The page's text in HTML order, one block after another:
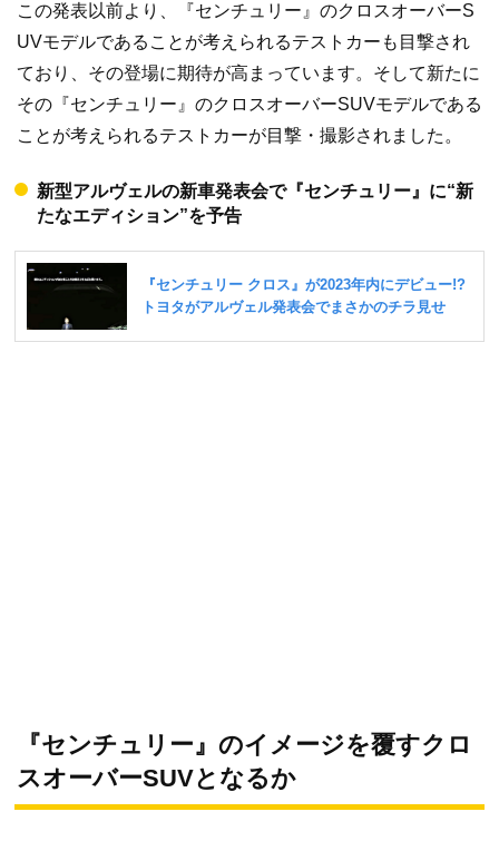
この発表以前より、『センチュリー』のクロスオーバーS
UVモデルであることが考えられるテストカーも目撃され
ており、その登場に期待が高まっています。そして新たに
その『センチュリー』のクロスオーバーSUVモデルである
ことが考えられるテストカーが目撃・撮影されました。
新型アルヴェルの新車発表会で『センチュリー』に“新
たなエディション”を予告
『センチュリー』のイメージを覆すクロ
スオーバーSUVとなるか